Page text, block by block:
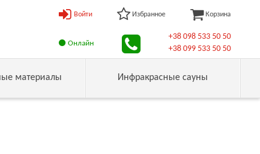
Войти Избранное Корзина
Онлайн
+38 098 533 50 50
+38 099 533 50 50
материалы Инфракрасные сауны